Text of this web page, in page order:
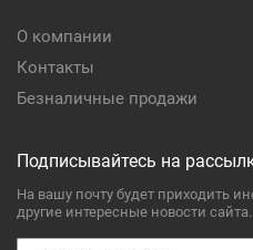
О компании
Контакты
Безналичные продажи
Подписывайтесь на
На вашу почту будет приходить
другие интересные новости сайта.